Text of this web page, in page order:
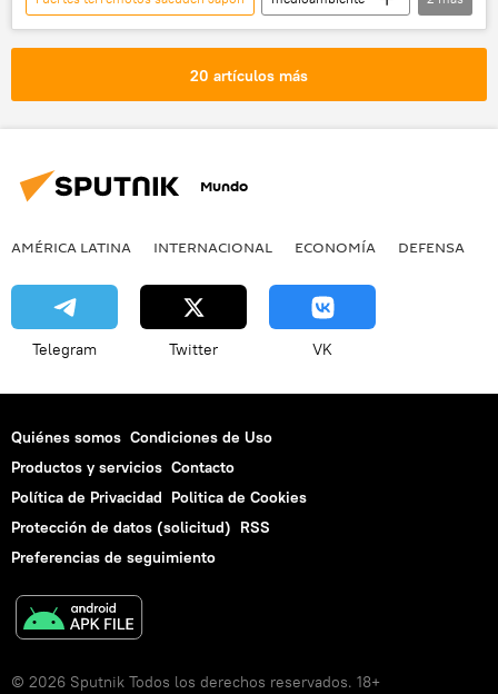
sociedad
noticias
20 artículos más
Mundo
AMÉRICA LATINA INTERNACIONAL ECONOMÍA DEFENSA
Telegram Twitter VK
Quiénes somos Condiciones de Uso
Productos y servicios Contacto
Política de Privacidad Politica de Cookies
Protección de datos (solicitud) RSS
Preferencias de seguimiento
© 2026 Sputnik Todos los derechos reservados. 18+